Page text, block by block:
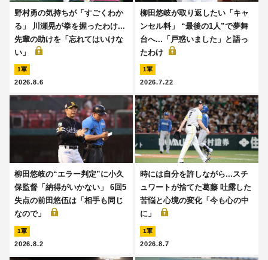
野村勇の気持ちが「すごくわか
る」 川瀬晃が拳を握ったわけ...
先輩の助けを「忘れてはいけな
い」
1軍
2026.8.6
柳田悠岐が取り返したい「キャ
ンセル料」 “最後の1人”で夢舞
台へ...「戸惑いました」と語っ
たわけ
1軍
2026.7.22
柳田悠岐の“エラー判定”に小久
保監督「納得がいかない」 6回5
失点の前田悠伍は「相手も同じ
なので」
1軍
2026.8.2
時には自分を許しながら...スチ
ュワートが捨てた葛藤 吐露した
苦悩と心境の変化「今も心の中
に」
1軍
2026.8.7